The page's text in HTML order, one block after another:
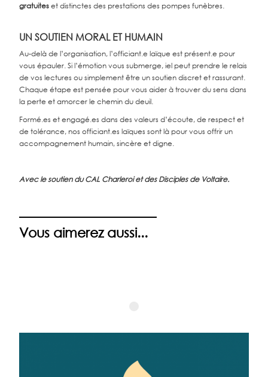
gratuites et distinctes des prestations des pompes funèbres.
UN SOUTIEN MORAL ET HUMAIN
Au-delà de l’organisation, l’officiant.e laïque est présent.e pour
vous épauler. Si l’émotion vous submerge, iel peut prendre le relais
de vos lectures ou simplement être un soutien discret et rassurant.
Chaque étape est pensée pour vous aider à trouver du sens dans
la perte et amorcer le chemin du deuil.
Formé.es et engagé.es dans des valeurs d’écoute, de respect et
de tolérance, nos officiant.es laïques sont là pour vous offrir un
accompagnement humain, sincère et digne.
Avec le soutien du CAL Charleroi et des Disciples de Voltaire.
Vous aimerez aussi...